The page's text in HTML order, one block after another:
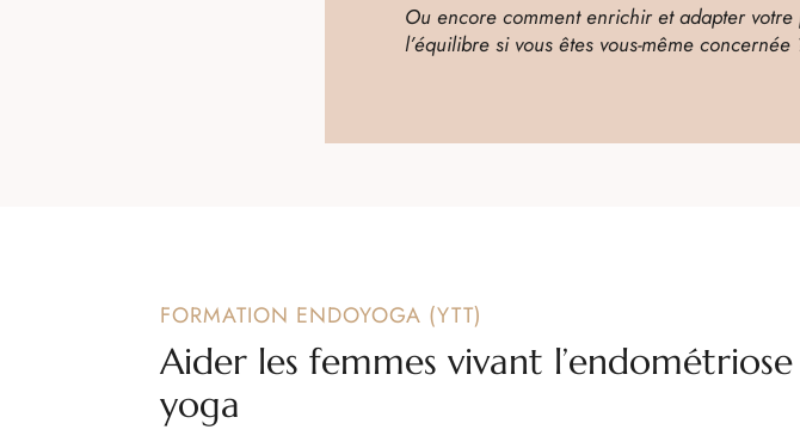
Ou encore comment enrichir et adapter
l’équilibre si vous êtes vous-même concernée
FORMATION ENDOYOGA (YTT)
Aider les femmes vivant
yoga